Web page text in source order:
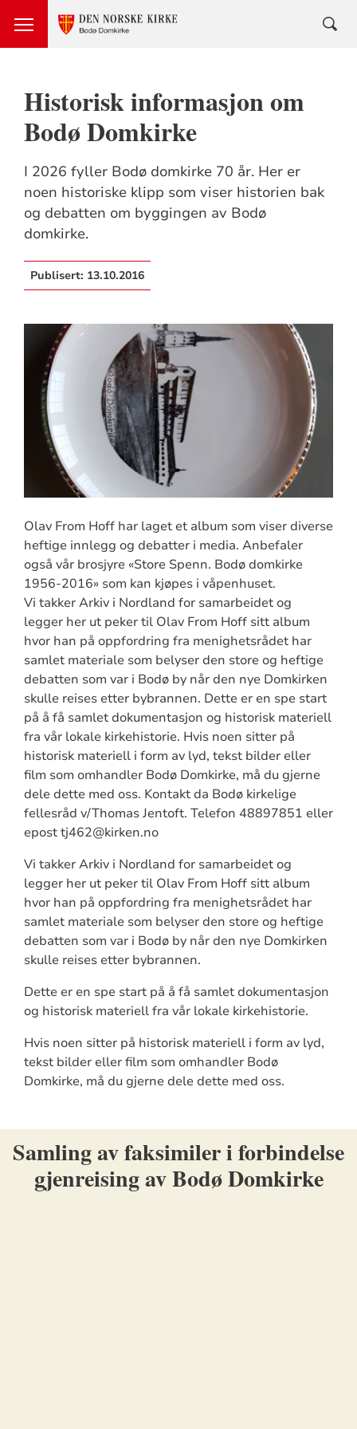
Historisk informasjon om
Bodø Domkirke
I 2026 fyller Bodø domkirke 70 år. Her er
noen historiske klipp som viser historien bak
og debatten om byggingen av Bodø
domkirke.
Publisert: 13.10.2016
Olav From Hoff har laget et album som viser diverse
heftige innlegg og debatter i media. Anbefaler
også vår brosjyre «Store Spenn. Bodø domkirke
1956-2016» som kan kjøpes i våpenhuset.
Vi takker Arkiv i Nordland for samarbeidet og
legger her ut peker til Olav From Hoff sitt album
hvor han på oppfordring fra menighetsrådet har
samlet materiale som belyser den store og heftige
debatten som var i Bodø by når den nye Domkirken
skulle reises etter bybrannen. Dette er en spe start
på å få samlet dokumentasjon og historisk materiell
fra vår lokale kirkehistorie. Hvis noen sitter på
historisk materiell i form av lyd, tekst bilder eller
film som omhandler Bodø Domkirke, må du gjerne
dele dette med oss. Kontakt da Bodø kirkelige
fellesråd v/Thomas Jentoft. Telefon 48897851 eller
epost tj462@kirken.no
Vi takker Arkiv i Nordland for samarbeidet og
legger her ut peker til Olav From Hoff sitt album
hvor han på oppfordring fra menighetsrådet har
samlet materiale som belyser den store og heftige
debatten som var i Bodø by når den nye Domkirken
skulle reises etter bybrannen.
Dette er en spe start på å få samlet dokumentasjon
og historisk materiell fra vår lokale kirkehistorie.
Hvis noen sitter på historisk materiell i form av lyd,
tekst bilder eller film som omhandler Bodø
Domkirke, må du gjerne dele dette med oss.
Samling av faksimiler i forbindelse
gjenreising av Bodø Domkirke